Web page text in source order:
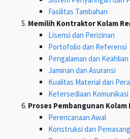
Fasilitas Tambahan
Memilih Kontraktor Kolam
Lisensi dan Perizinan
Portofolio dan Referensi
Pengalaman dan Keahlian
Jaminan dan Asuransi
Kualitas Material dan
Ketersediaan Komunikasi
Proses Pembangunan Kolam
Perencanaan Awal
Konstruksi dan